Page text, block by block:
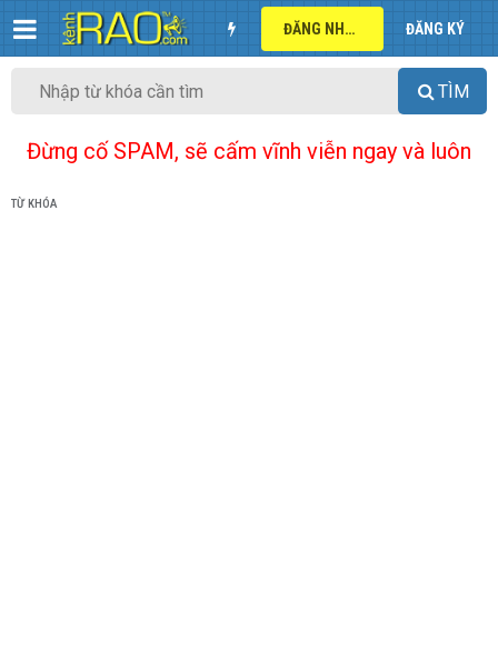
ĐĂNG NHẬP ĐĂNG KÝ
TÌM
Đừng cố SPAM, sẽ cấm vĩnh viễn ngay và luôn
TỪ KHÓA